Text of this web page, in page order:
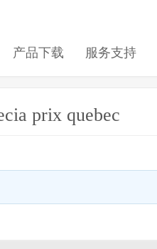
产品下载 服务支持
prix quebec